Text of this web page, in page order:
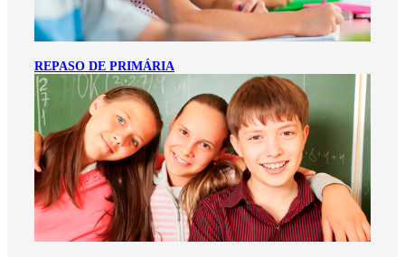
REPASO DE PRIMÁRIA